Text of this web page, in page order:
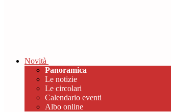
Novità
Panoramica
Le notizie
Le circolari
Calendario eventi
Albo online